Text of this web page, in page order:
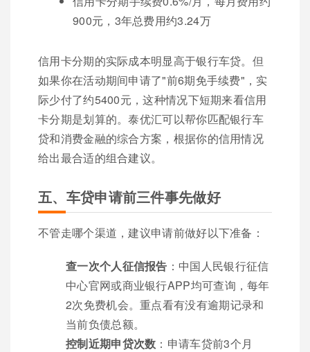
900元，3年总费用约3.24万
信用卡分期的实际成本明显高于银行车贷。但
如果你在活动期间申请了"前6期免手续费"，实
际少付了约5400元，这种情况下短期来看信用
卡分期是划算的。泰优汇可以帮你匹配银行车
贷和消费金融的综合方案，根据你的信用情况
给出最合适的组合建议。
五、车贷申请前三件事先做好
不管走哪个渠道，建议申请前做好以下准备：
查一次个人征信报告 ：中国人民银行征信
中心官网或商业银行APP均可查询，每年
2次免费机会。重点看有没有逾期记录和
当前负债总额。
控制近期申贷次数 ：申请车贷前3个月